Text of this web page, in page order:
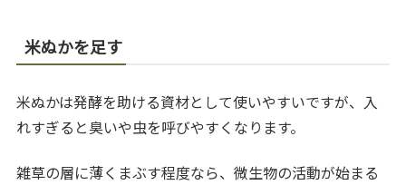
米ぬかを足す
米ぬかは発酵を助ける資材として使いやすいですが、入
れすぎると臭いや虫を呼びやすくなります。
雑草の層に薄くまぶす程度なら、微生物の活動が始まる